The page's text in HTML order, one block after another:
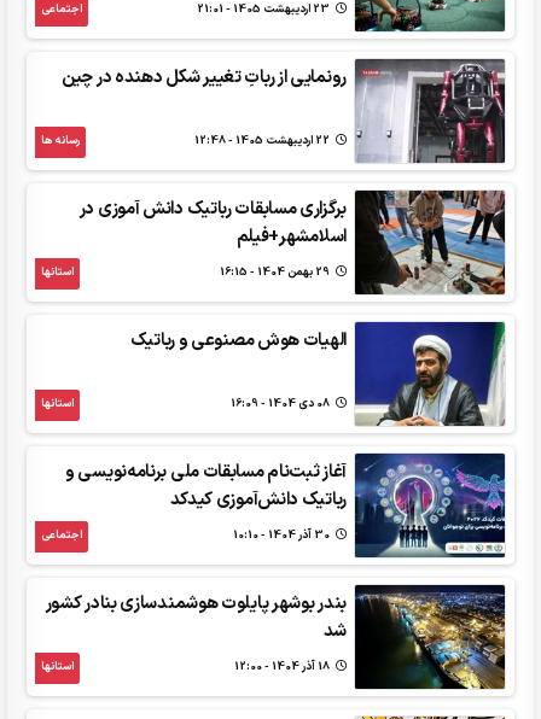
اجتماعی
رونمایی از رباتِ تغییر شکل دهنده در چین
رسانه ها
برگزاری مسابقات رباتیک دانش آموزی در
اسلامشهر+فیلم
استانها
الهیات هوش مصنوعی و رباتیک
استانها
آغاز ثبت‌نام مسابقات ملی برنامه‌نویسی و
رباتیک دانش‌آموزی کیدکد
اجتماعی
بندر بوشهر پایلوت هوشمندسازی بنادر کشور
شد
استانها